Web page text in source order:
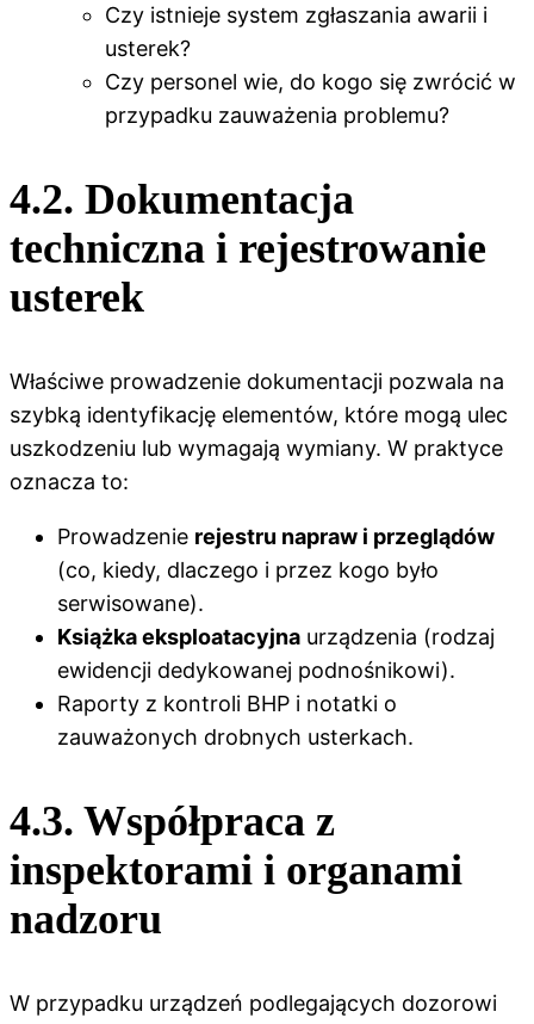
Czy istnieje system zgłaszania awarii i
usterek?
Czy personel wie, do kogo się zwrócić w
przypadku zauważenia problemu?
4.2. Dokumentacja
techniczna i rejestrowanie
usterek
Właściwe prowadzenie dokumentacji pozwala na
szybką identyfikację elementów, które mogą ulec
uszkodzeniu lub wymagają wymiany. W praktyce
oznacza to:
Prowadzenie rejestru napraw i przeglądów
(co, kiedy, dlaczego i przez kogo było
serwisowane).
Książka eksploatacyjna urządzenia (rodzaj
ewidencji dedykowanej podnośnikowi).
Raporty z kontroli BHP i notatki o
zauważonych drobnych usterkach.
4.3. Współpraca z
inspektorami i organami
nadzoru
W przypadku urządzeń podlegających dozorowi